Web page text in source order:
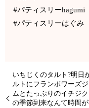
#パティスリーhagumi
#パティスリーはぐみ
いちじくのタルト?明日
ルトにフランボワーズ
ムとたっぷりのイチジ
の季節到来なんて時間